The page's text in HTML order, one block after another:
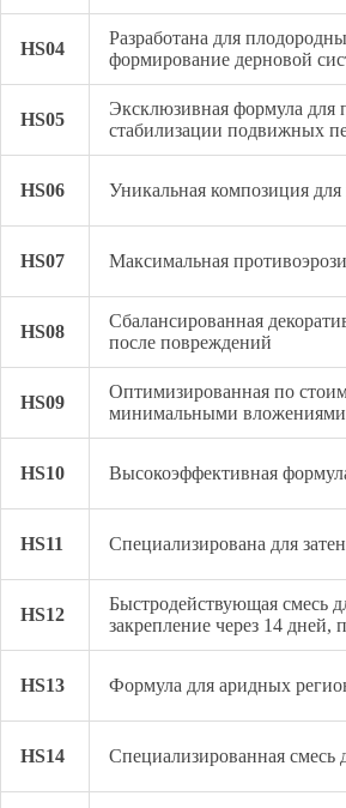
HS04
Разработана для
формирование дерновой
HS05
Эксклюзивная формула для
стабилизации подвижных
HS06 Уникальная композиция
HS07 Максимальная
HS08
Сбалансированная
после повреждений
HS09
Оптимизированная по
минимальными
HS10 Высокоэффективная
HS11 Специализирована для
HS12
Быстродействующая смесь
закрепление через 14 дней,
HS13 Формула для аридных
HS14 Специализированная смесь